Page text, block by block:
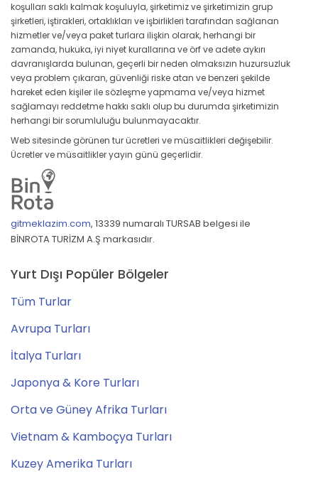
koşulları saklı kalmak koşuluyla, şirketimiz ve şirketimizin grup
şirketleri, iştirakleri, ortaklıkları ve işbirlikleri tarafından sağlanan
hizmetler ve/veya paket turlara ilişkin olarak, herhangi bir
zamanda, hukuka, iyi niyet kurallarına ve örf ve adete aykırı
davranışlarda bulunan, geçerli bir neden olmaksızın huzursuzluk
veya problem çıkaran, güvenliği riske atan ve benzeri şekilde
hareket eden kişiler ile sözleşme yapmama ve/veya hizmet
sağlamayı reddetme hakkı saklı olup bu durumda şirketimizin
herhangi bir sorumluluğu bulunmayacaktır.
Web sitesinde görünen tur ücretleri ve müsaitlikleri değişebilir.
Ücretler ve müsaitlikler yayın günü geçerlidir.
gitmeklazim.com, 13339 numaralı TURSAB belgesi ile
BİNROTA TURİZM A.Ş markasıdır.
Yurt Dışı Popüler Bölgeler
Tüm Turlar
Avrupa Turları
İtalya Turları
Japonya & Kore Turları
Orta ve Güney Afrika Turları
Vietnam & Kamboçya Turları
Kuzey Amerika Turları